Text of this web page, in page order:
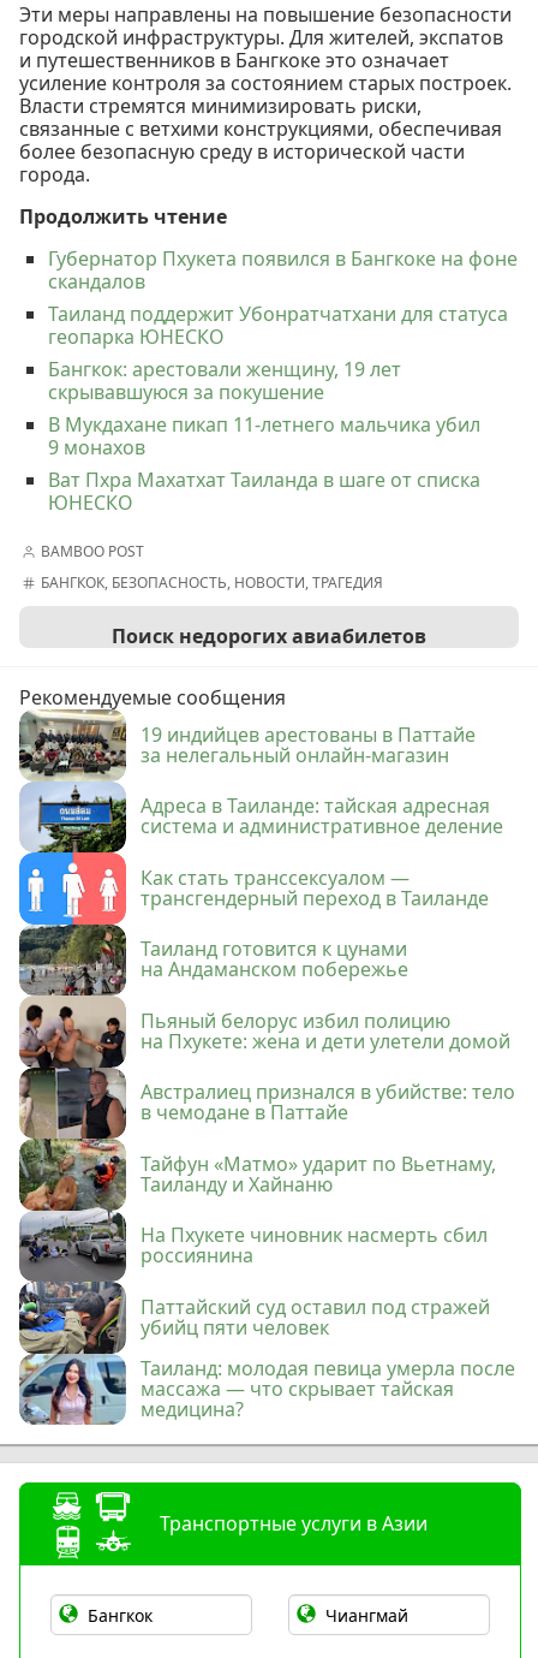
Эти меры направлены на повышение безопасности
городской инфраструктуры. Для жителей, экспатов
и путешественников в Бангкоке это означает
усиление контроля за состоянием старых построек.
Власти стремятся минимизировать риски,
связанные с ветхими конструкциями, обеспечивая
более безопасную среду в исторической части
города.
Продолжить чтение
Губернатор Пхукета появился в Бангкоке на фоне
скандалов
Таиланд поддержит Убонратчатхани для статуса
геопарка ЮНЕСКО
Бангкок: арестовали женщину, 19 лет
скрывавшуюся за покушение
В Мукдахане пикап 11-летнего мальчика убил
9 монахов
Ват Пхра Махатхат Таиланда в шаге от списка
ЮНЕСКО
BAMBOO POST
БАНГКОК, БЕЗОПАСНОСТЬ, НОВОСТИ,ТРАГЕДИЯ
Поиск недорогих авиабилетов
Рекомендуемые сообщения
19 индийцев арестованы в Паттайе
за нелегальный онлайн-магазин
Адреса в Таиланде: тайская адресная
система и административное деление
Как стать транссексуалом —
трансгендерный переход в Таиланде
Таиланд готовится к цунами
на Андаманском побережье
Пьяный белорус избил полицию
на Пхукете: жена и дети улетели домой
Австралиец признался в убийстве: тело
в чемодане в Паттайе
Тайфун «Матмо» ударит по Вьетнаму,
Таиланду и Хайнаню
На Пхукете чиновник насмерть сбил
россиянина
Паттайский суд оставил под стражей
убийц пяти человек
Таиланд: молодая певица умерла после
массажа — что скрывает тайская
медицина?
Транспортные услуги в Азии